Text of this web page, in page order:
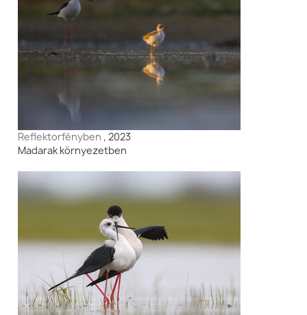
Reflektorfényben, 2023
Madarak környezetben